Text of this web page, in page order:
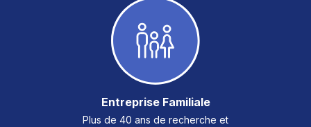
Entreprise Familiale
Plus de 40 ans de recherche et